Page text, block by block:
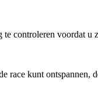
controleren voordat u
race kunt ontspannen,